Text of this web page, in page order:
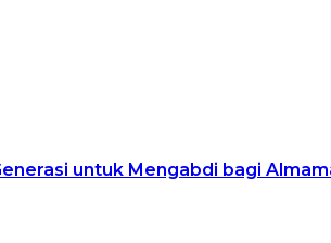
untuk Mengabdi bagi